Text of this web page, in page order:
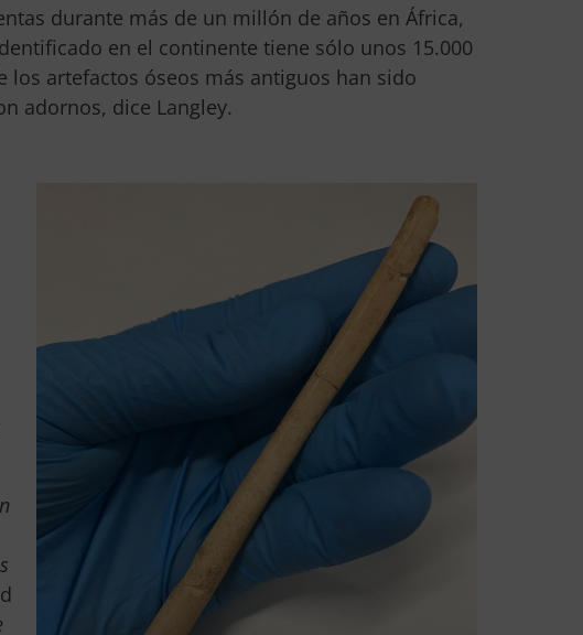
durante más de un millón de años en África,
en el continente tiene sólo unos 15.000
los artefactos óseos más antiguos han sido
adornos, dice Langley.